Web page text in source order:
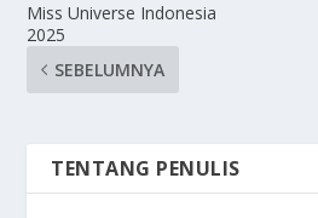
Miss Universe Indonesia
2025
SEBELUMNYA
TENTANG PENULIS